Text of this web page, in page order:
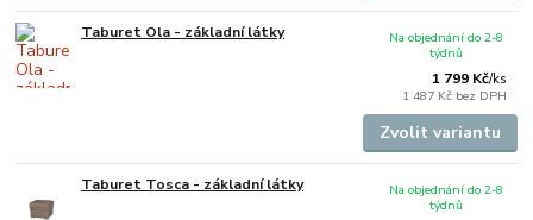
Taburet Ola - základní látky
1 799 Kč/ks
1 487 Kč bez DPH
Na objednání do 2-8
týdnů
Zvolit variantu
Taburet Tosca - základní látky
Na objednání do 2-8
týdnů